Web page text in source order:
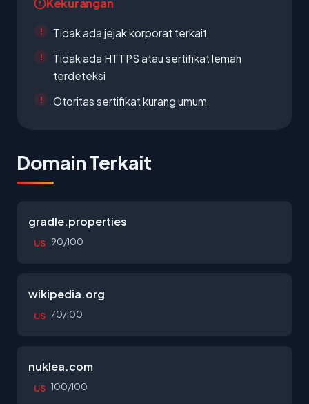
Kekurangan
Tidak ada jejak korporat terkait
Tidak ada HTTPS atau sertifikat lemah
terdeteksi
Otoritas sertifikat kurang umum
Domain Terkait
gradle.properties
US 90/100
wikipedia.org
US 70/100
nuklea.com
US 100/100